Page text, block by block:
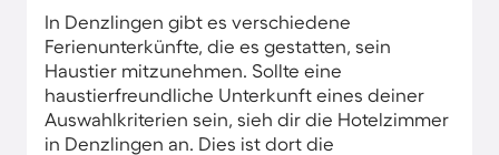
In Denzlingen gibt es verschiedene
Ferienunterkünfte, die es gestatten, sein
Haustier mitzunehmen. Sollte eine
haustierfreundliche Unterkunft eines deiner
Auswahlkriterien sein, sieh dir die Hotelzimmer
in Denzlingen an. Dies ist dort die